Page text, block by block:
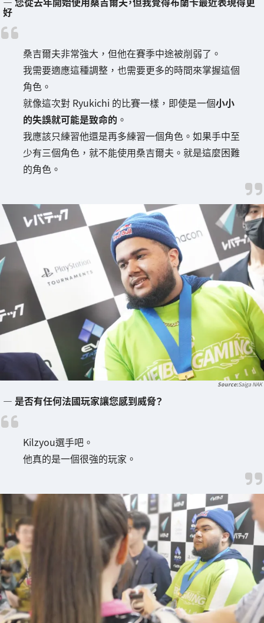
好
桑吉爾夫非常強大，但他在賽季中途被削弱了。
我需要適應這種調整，也需要更多的時間來掌握這個
角色。
就像這次對 Ryukichi 的比賽一樣，即使是一個小小
的失誤就可能是致命的 。
我應該只練習他還是再多練習一個角色。如果手中至
少有三個角色，就不能使用桑吉爾夫。就是這麼困難
的角色。
Saiga NAK
― 是否有任何法國玩家讓您感到威脅？
Kilzyou選手吧。
他真的是一個很強的玩家。